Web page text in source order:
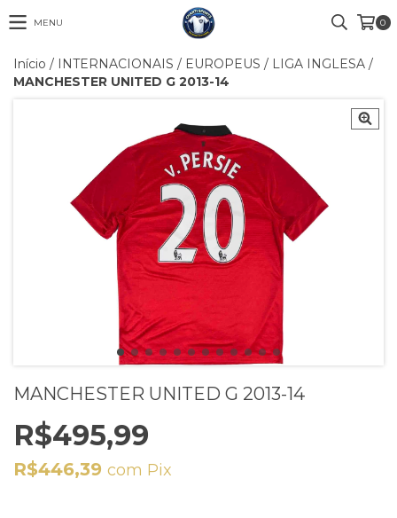
MENU 0
Início / INTERNACIONAIS / EUROPEUS / LIGA INGLESA /
MANCHESTER UNITED G 2013-14
MANCHESTER UNITED G 2013-14
R$495,99
R$446,39 com Pix